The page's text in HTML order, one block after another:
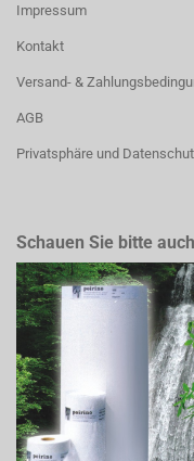
Impressum
Kontakt
Versand- &
AGB
Privatsphäre und
Schauen Sie bitte